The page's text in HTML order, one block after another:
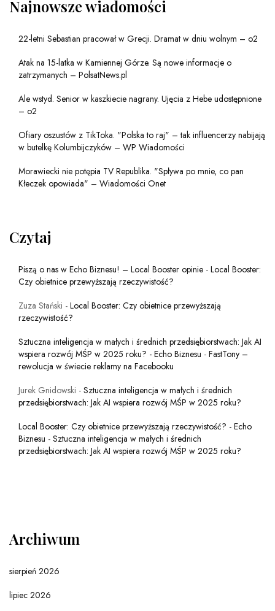
Najnowsze wiadomości
22-letni Sebastian pracował w Grecji. Dramat w dniu wolnym – o2
Atak na 15-latka w Kamiennej Górze. Są nowe informacje o
zatrzymanych – PolsatNews.pl
Ale wstyd. Senior w kaszkiecie nagrany. Ujęcia z Hebe udostępnione
– o2
Ofiary oszustów z TikToka. "Polska to raj" – tak influencerzy nabijają
w butelkę Kolumbijczyków – WP Wiadomości
Morawiecki nie potępia TV Republika. "Spływa po mnie, co pan
Kłeczek opowiada" – Wiadomości Onet
Czytaj
Piszą o nas w Echo Biznesu! – Local Booster opinie - Local Booster:
Czy obietnice przewyższają rzeczywistość?
Zuza Stański - Local Booster: Czy obietnice przewyższają
rzeczywistość?
Sztuczna inteligencja w małych i średnich przedsiębiorstwach: Jak AI
wspiera rozwój MŚP w 2025 roku? - Echo Biznesu - FastTony –
rewolucja w świecie reklamy na Facebooku
Jurek Gnidowski - Sztuczna inteligencja w małych i średnich
przedsiębiorstwach: Jak AI wspiera rozwój MŚP w 2025 roku?
Local Booster: Czy obietnice przewyższają rzeczywistość? - Echo
Biznesu - Sztuczna inteligencja w małych i średnich
przedsiębiorstwach: Jak AI wspiera rozwój MŚP w 2025 roku?
Archiwum
sierpień 2026
lipiec 2026